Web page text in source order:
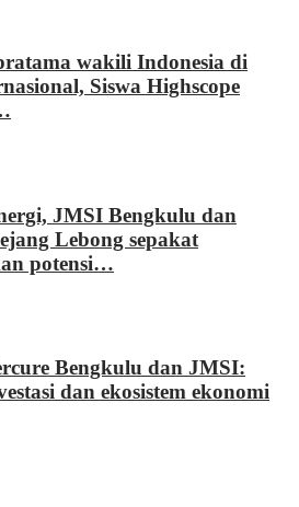
wakili Indonesia di
Siswa Highscope
JMSI Bengkulu dan
Lebong sepakat
potensi…
Bengkulu dan JMSI:
dan ekosistem ekonomi